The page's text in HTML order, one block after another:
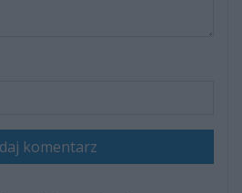
komentarz